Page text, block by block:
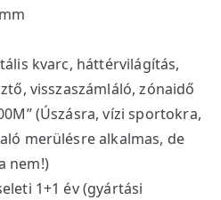
kvarc, háttérvilágítás,
visszaszámláló, zónaidő
(Úszásra, vízi sportokra,
merülésre alkalmas, de
nem!)
1+1 év (gyártási